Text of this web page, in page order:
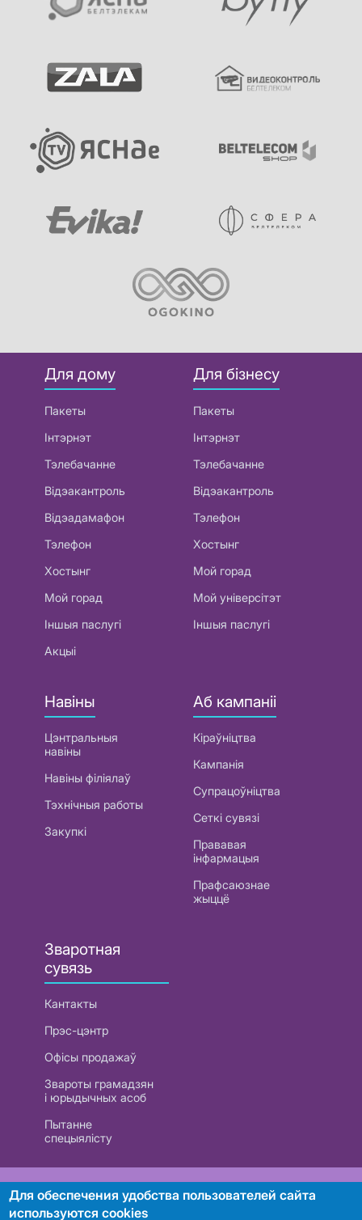
Для дому
Пакеты
Інтэрнэт
Тэлебачанне
Відэакантроль
Відэадамафон
Тэлефон
Хостынг
Мой горад
Іншыя паслугі
Акцыі
Для бізнесу
Пакеты
Інтэрнэт
Тэлебачанне
Відэакантроль
Тэлефон
Хостынг
Мой горад
Мой універсітэт
Іншыя паслугі
Навіны
Цэнтральныя
навіны
Навіны філіялаў
Тэхнічныя работы
Закупкі
Аб кампаніі
Кіраўніцтва
Кампанія
Супрацоўніцтва
Сеткі сувязі
Прававая
інфармацыя
Прафсаюзнае
жыццё
Зваротная
сувязь
Кантакты
Прэс-цэнтр
Офісы продажаў
Звароты грамадзян
і юрыдычных асоб
Пытанне
спецыялісту
РУП «Белтэлекам». УНП 101007741
Для обеспечения удобства пользователей сайта
используются cookies